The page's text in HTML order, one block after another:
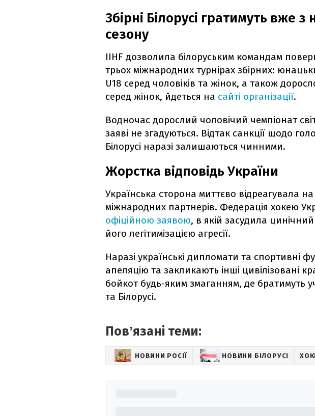
Збірні Білорусі гратимуть вже з
сезону
IIHF дозволила білоруським командам
трьох міжнародних турнірах збірних:
U18 серед чоловіків та жінок, а також
серед жінок, йдеться на сайті організації.
Водночас дорослий чоловічий чемпіонат
заяві не згадуються. Відтак санкції щодо
Білорусі наразі залишаються чинними.
Жорстка відповідь України
Українська сторона миттєво відреагувала
міжнародних партнерів. Федерація хокею
офіційною заявою, в якій засудила
його легітимізацією агресії.
Наразі українські дипломати та спортивні
апеляцію та закликають інші цивілізовані
бойкот будь-яким змаганням, де братимуть
та Білорусі.
Повʼязані теми:
НОВИНИ РОСІЇ НОВИНИ БІЛОРУСІ